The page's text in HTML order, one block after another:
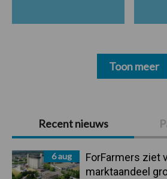
Primaire
Sidebar
Recent nieuws
6 aug
ForFarmers ziet
marktaandeel
Toon meer